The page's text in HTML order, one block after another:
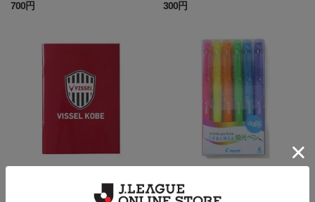
700円 300円
ノート（エンブレム）
【FRIXION light｜VISSEL KOB
E】6色セット